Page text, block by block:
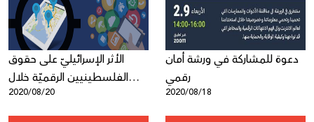
الأثر الإسرائيليّ على حقوق
الفلسطينيين الرقميّة خلال
تفشّي فيروس كورونا المستجدّ
2020/08/20
دعوة للمشاركة في ورشة أمان
رقمي
2020/08/18